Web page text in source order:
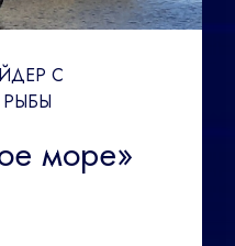
С
море»